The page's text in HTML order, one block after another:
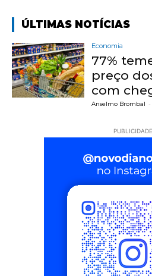
ÚLTIMAS NOTÍCIAS
Economia
77%
preço
com
Anselmo Brombal -
PUBLICIDADE